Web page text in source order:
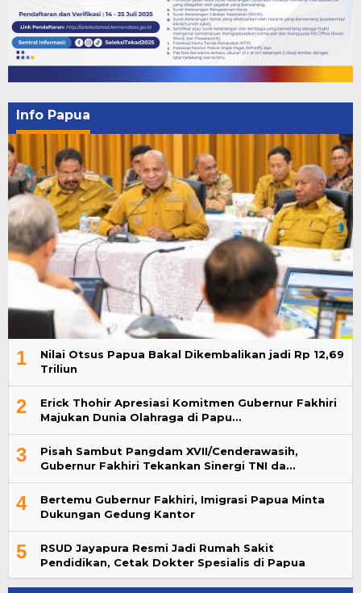
Info Papua
1
Nilai Otsus Papua Bakal Dikembalikan jadi Rp 12,69
Triliun
2
Erick Thohir Apresiasi Komitmen Gubernur Fakhiri
Majukan Dunia Olahraga di Papu…
3
Pisah Sambut Pangdam XVII/Cenderawasih,
Gubernur Fakhiri Tekankan Sinergi TNI da…
4
Bertemu Gubernur Fakhiri, Imigrasi Papua Minta
Dukungan Gedung Kantor
5
RSUD Jayapura Resmi Jadi Rumah Sakit
Pendidikan, Cetak Dokter Spesialis di Papua